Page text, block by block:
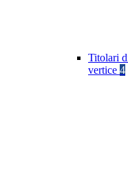
Titolari
vertice 4